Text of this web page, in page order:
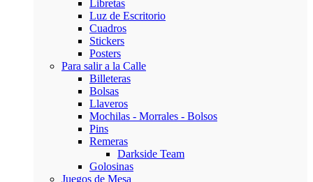
Libretas
Luz de Escritorio
Cuadros
Stickers
Posters
Para salir a la Calle
Billeteras
Bolsas
Llaveros
Mochilas - Morrales - Bolsos
Pins
Remeras
Darkside Team
Golosinas
Juegos de Mesa